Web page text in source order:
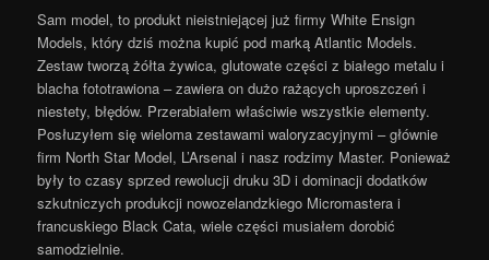
Sam model, to produkt nieistniejącej już firmy White Ensign
Models, który dziś można kupić pod marką Atlantic Models.
Zestaw tworzą żółta żywica, glutowate części z białego metalu i
blacha fototrawiona – zawiera on dużo rażących uproszczeń i
niestety, błędów. Przerabiałem właściwie wszystkie elementy.
Posłuzyłem się wieloma zestawami waloryzacyjnymi – głównie
firm North Star Model, L’Arsenal i nasz rodzimy Master. Ponieważ
były to czasy sprzed rewolucji druku 3D i dominacji dodatków
szkutniczych produkcji nowozelandzkiego Micromastera i
francuskiego Black Cata, wiele części musiałem dorobić
samodzielnie.